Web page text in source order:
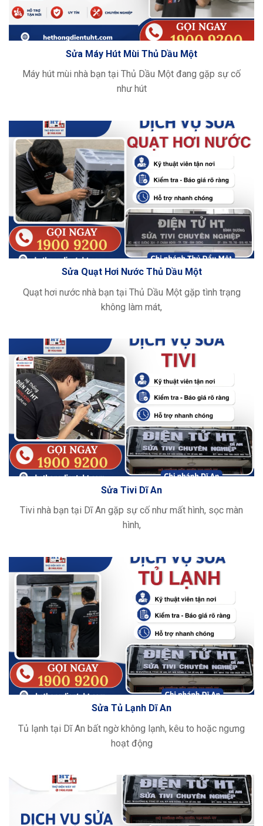
Sửa Máy Hút Mùi Thủ Dầu Một
Máy hút mùi nhà bạn tại Thủ Dầu Một đang gặp sự cố
như hút
Sửa Quạt Hơi Nước Thủ Dầu Một
Quạt hơi nước nhà bạn tại Thủ Dầu Một gặp tình trạng
không làm mát,
Sửa Tivi Dĩ An
Tivi nhà bạn tại Dĩ An gặp sự cố như mất hình, sọc màn
hình,
Sửa Tủ Lạnh Dĩ An
Tủ lạnh tại Dĩ An bất ngờ không lạnh, kêu to hoặc ngưng
hoạt động